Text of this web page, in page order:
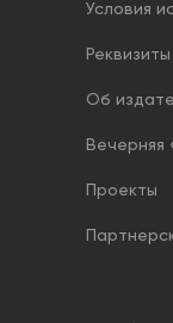
Условия
Реквизиты
Об
Вечерняя
Проекты